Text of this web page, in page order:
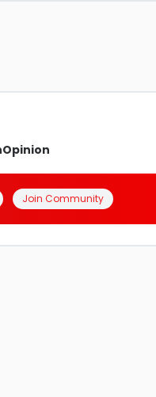
Opinion
Join Community